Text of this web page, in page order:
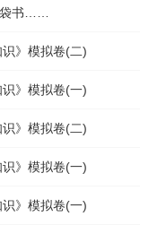
书……
》模拟卷(二)
》模拟卷(一)
》模拟卷(二)
》模拟卷(一)
》模拟卷(一)